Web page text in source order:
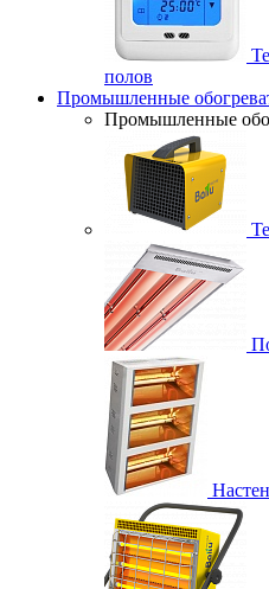
полов
Промышленные
Промышленные